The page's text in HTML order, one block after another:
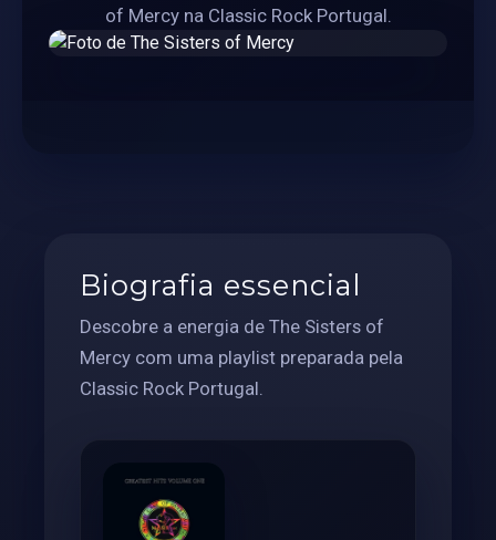
of Mercy na Classic Rock Portugal.
Biografia essencial
Descobre a energia de The Sisters of
Mercy com uma playlist preparada pela
Classic Rock Portugal.